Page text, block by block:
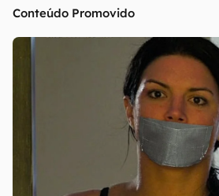
continuar lendo